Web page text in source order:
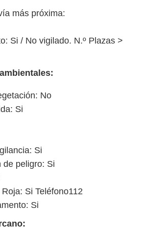
más próxima:
Si / No vigilado. N.º Plazas >
No
Si
Si
de peligro: Si
Si Teléfono112
Si